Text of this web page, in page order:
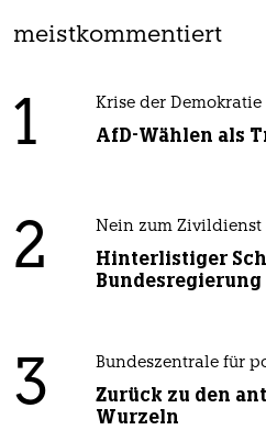
meistkommentiert
1 Krise der Demokratie
AfD-Wählen als
2 Nein zum Zivildienst
Hinterlistiger
Bundesregierung
3 Bundeszentrale für
Zurück zu den
Wurzeln